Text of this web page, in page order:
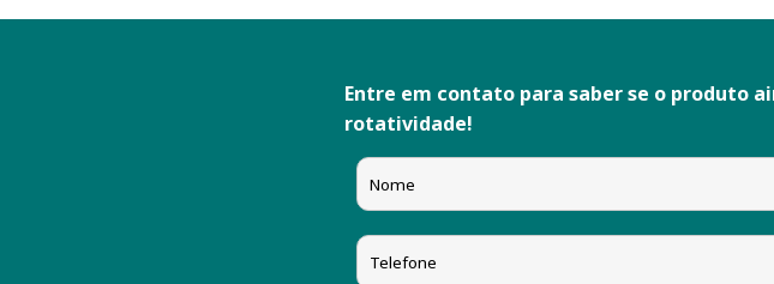
Entre em contato para saber se o produto
rotatividade!